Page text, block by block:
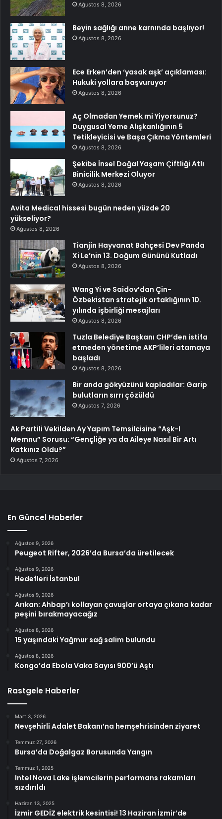
Ağustos 8, 2026
Beyin sağlığı anne karnında başlıyor!
Ağustos 8, 2026
Ece Erken’den ‘yasak aşk’ açıklaması:
Hukuki yollara başvuruyor
Ağustos 8, 2026
Aç Olmadan Yemek mi Yiyorsunuz?
Duygusal Yeme Alışkanlığının 5
Tetikleyicisi ve Başa Çıkma Yöntemleri
Ağustos 8, 2026
Şekibe İnsel Doğal Yaşam Çiftliği Atlı
Binicilik Merkezi Oluyor
Ağustos 8, 2026
Avita Medical hissesi bugün neden yüzde 20
yükseliyor?
Ağustos 8, 2026
Tianjin Hayvanat Bahçesi Dev Panda
Xi Le’nin 13. Doğum Gününü Kutladı
Ağustos 8, 2026
Wang Yi ve Saidov’dan Çin-
Özbekistan stratejik ortaklığının 10.
yılında işbirliği mesajları
Ağustos 8, 2026
Tuzla Belediye Başkanı CHP’den istifa
etmeden yönetime AKP’lileri atamaya
başladı
Ağustos 8, 2026
Bir anda gökyüzünü kapladılar: Garip
bulutların sırrı çözüldü
Ağustos 7, 2026
Ak Partili Vekilden Ay Yapım Temsilcisine “Aşk-I
Memnu” Sorusu: “Gençliğe ya da Aileye Nasıl Bir Artı
Katkınız Oldu?”
Ağustos 7, 2026
En Güncel Haberler
Ağustos 9, 2026
Peugeot Rifter, 2026’da Bursa’da üretilecek
Ağustos 9, 2026
Hedefleri İstanbul
Ağustos 9, 2026
Arıkan: Ahbap’ı kollayan çavuşlar ortaya çıkana kadar
peşini bırakmayacağız
Ağustos 8, 2026
15 yaşındaki Yağmur sağ salim bulundu
Ağustos 8, 2026
Kongo’da Ebola Vaka Sayısı 900’ü Aştı
Rastgele Haberler
Mart 3, 2026
Nevşehirli Adalet Bakanı’na hemşehrisinden ziyaret
Temmuz 27, 2026
Bursa’da Doğalgaz Borusunda Yangın
Temmuz 1, 2025
Intel Nova Lake işlemcilerin performans rakamları
sızdırıldı
Haziran 13, 2025
İzmir GEDİZ elektrik kesintisi! 13 Haziran İzmir’de